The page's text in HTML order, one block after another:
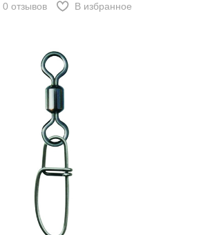
0 отзывов В избранное